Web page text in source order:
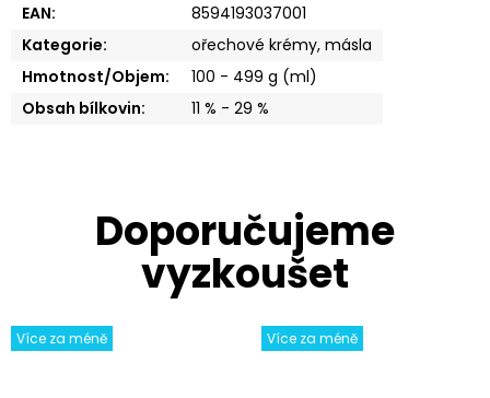
Více za méně Více za méně
EAN:
8594193037001
Kategorie:
ořechové krémy, másla
Hmotnost/Objem:
100 - 499 g (ml)
Obsah bílkovin: 11 % - 29 %